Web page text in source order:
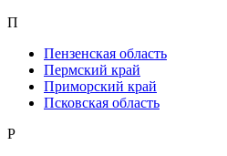
П
Пензенская область
Пермский край
Приморский край
Псковская область
Р